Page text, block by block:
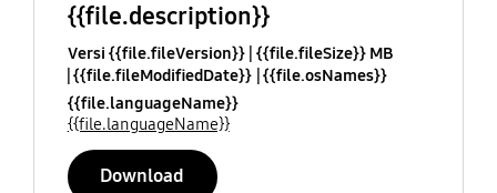
{{file.description}}
Versi {{file.fileVersion}} {{file.fileSize}} MB
{{file.fileModifiedDate}} {{file.osNames}}
{{file.languageName}}
{{file.languageName}}
Download